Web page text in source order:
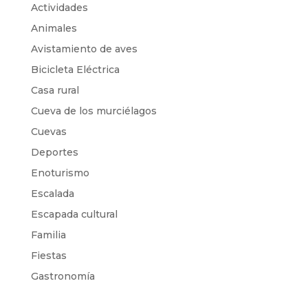
Actividades
Animales
Avistamiento de aves
Bicicleta Eléctrica
Casa rural
Cueva de los murciélagos
Cuevas
Deportes
Enoturismo
Escalada
Escapada cultural
Familia
Fiestas
Gastronomía